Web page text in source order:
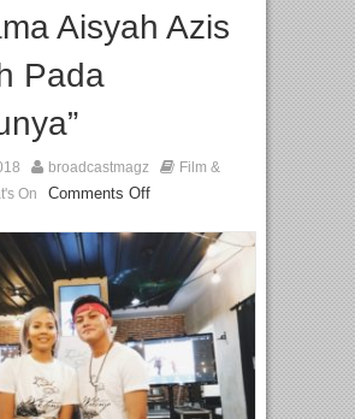
Aisyah Azis
Pada
broadcastmagz
Film &
On Comments Off